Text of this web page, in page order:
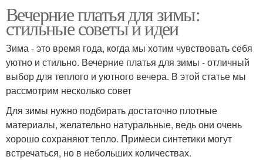
Вечерние платья для зимы:
стильные советы и идеи
Зима - это время года, когда мы хотим чувствовать себя
уютно и стильно. Вечерние платья для зимы - отличный
выбор для теплого и уютного вечера. В этой статье мы
рассмотрим несколько совет
Для зимы нужно подбирать достаточно плотные
материалы, желательно натуральные, ведь они очень
хорошо сохраняют тепло. Примеси синтетики могут
встречаться, но в небольших количествах.